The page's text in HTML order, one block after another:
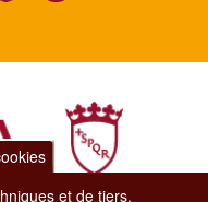
et de tiers.